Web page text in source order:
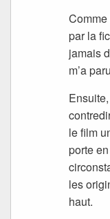
par la
jamais
m’a
le film
porte
les
haut.